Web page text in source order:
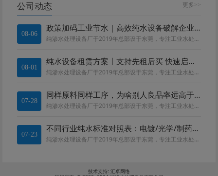
更多>>
公司动态
08-06
政策加码工业节水｜高效纯水设备破解企业合规与降本双重难题
纯渗水处理设备厂于2019年总部设于东莞，专注工业水处理设备。深耕电镀、线路板、化工、食品、医药领域。团队精通 RO、EDI、MBR 等工艺，提供水质勘测、设备定制、运维一站式服务，全流程严控品质，依托莞惠中河四大基地就...
08-01
纯水设备租赁方案丨支持先租后买 快速启动生产
纯渗水处理设备厂于2019年总部设于东莞，专注工业水处理设备。深耕电镀、线路板、化工、食品、医药领域。团队精通 RO、EDI、MBR 等工艺，提供水质勘测、设备定制、运维一站式服务，全流程严控品质，依托莞惠中河四大基地就...
07-28
同样原料同样工序，为啥别人良品率远高于你?
纯渗水处理设备厂于2019年总部设于东莞，专注工业水处理设备。深耕电镀、线路板、化工、食品、医药领域。团队精通 RO、EDI、MBR 等工艺，提供水质勘测、设备定制、运维一站式服务，全流程严控品质，依托莞惠中河四大基地就...
07-23
不同行业纯水标准对照表：电镀/光学/制药/电子用水区别
纯渗水处理设备厂于2019年总部设于东莞，专注工业水处理设备。深耕电镀、线路板、化工、食品、医药领域。团队精通 RO、EDI、MBR 等工艺，提供水质勘测、设备定制、运维一站式服务，全流程严控品质，依托莞惠中河四大基地就...
技术支持: 汇卓网络